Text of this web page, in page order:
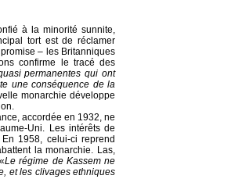
à la minorité sunnite,
tort est de réclamer
– les Britanniques
confirme le tracé des
permanentes qui ont
une conséquence de la
monarchie développe
accordée en 1932, ne
Uni. Les intérêts de
1958, celui-ci reprend
la monarchie. Las,
Le régime de Kassem ne
et les clivages ethniques